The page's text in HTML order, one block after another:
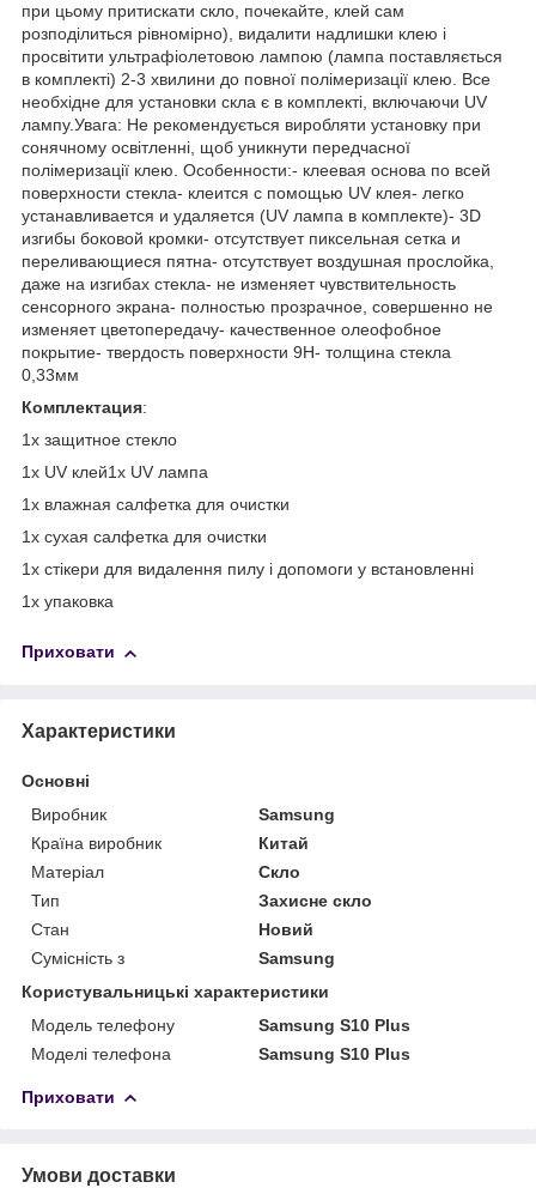
при цьому притискати скло, почекайте, клей сам
розподілиться рівномірно), видалити надлишки клею і
просвітити ультрафіолетовою лампою (лампа поставляється
в комплекті) 2-3 хвилини до повної полімеризації клею. Все
необхідне для установки скла є в комплекті, включаючи UV
лампу.Увага: Не рекомендується виробляти установку при
сонячному освітленні, щоб уникнути передчасної
полімеризації клею. Особенности:- клеевая основа по всей
поверхности стекла- клеится с помощью UV клея- легко
устанавливается и удаляется (UV лампа в комплекте)- 3D
изгибы боковой кромки- отсутствует пиксельная сетка и
переливающиеся пятна- отсутствует воздушная прослойка,
даже на изгибах стекла- не изменяет чувствительность
сенсорного экрана- полностью прозрачное, совершенно не
изменяет цветопередачу- качественное олеофобное
покрытие- твердость поверхности 9H- толщина стекла
0,33мм
Комплектация:
1х защитное стекло
1х UV клей1х UV лампа
1х влажная салфетка для очистки
1х сухая салфетка для очистки
1х стікери для видалення пилу і допомоги у встановленні
1х упаковка
Приховати
Характеристики
Основні
Виробник
Samsung
Країна виробник
Китай
Матеріал
Скло
Тип
Захисне скло
Стан
Новий
Сумісність з
Samsung
Користувальницькі характеристики
Модель телефону
Samsung S10 Plus
Моделі телефона
Samsung S10 Plus
Приховати
Умови доставки